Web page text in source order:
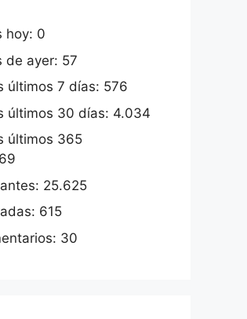
hoy: 0
de ayer: 57
últimos 7 días: 576
últimos 30 días: 4.034
últimos 365
25.625
615
30